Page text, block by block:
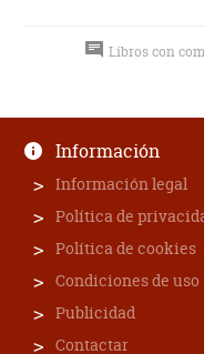
Libros con
Información
Información legal
Política de
Política de cookies
Condiciones de uso
Publicidad
Contactar